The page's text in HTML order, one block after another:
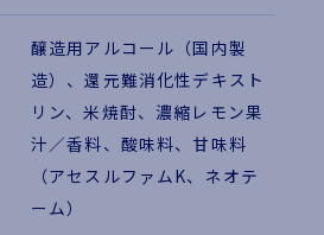
醸造用アルコール（国内製
造）、還元難消化性デキスト
リン、米焼酎、濃縮レモン果
汁／香料、酸味料、甘味料
（アセスルファムK、ネオテ
ーム）